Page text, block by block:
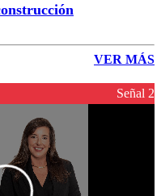
VER MÁS
Señal 2